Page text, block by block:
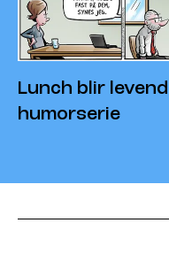
Lunch blir
humorserie